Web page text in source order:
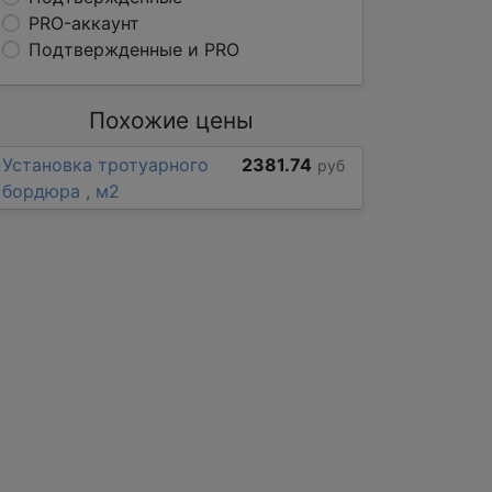
PRO-аккаунт
Подтвержденные и PRO
Похожие цены
Установка тротуарного
бордюра , м2
2381.74 руб